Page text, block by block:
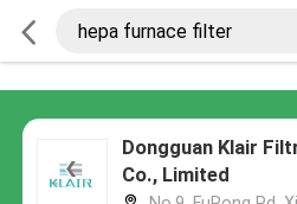
Dongguan Klair
Co., Limited